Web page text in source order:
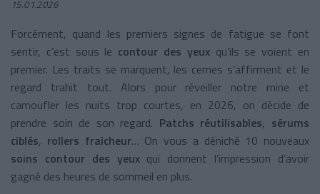
15.01.2026
Forcément, quand les premiers signes de fatigue se font
sentir, c’est sous le contour des yeux qu’ils se voient en
premier. Les traits se marquent, les cernes s’affirment et le
regard trahit tout. Alors pour réveiller notre mine et
camoufler les nuits trop courtes, en 2026, on décide de
prendre soin de son regard. Patchs réutilisables, sérums
ciblés, rollers fraîcheur… On vous a déniché 10 nouveaux
soins contour des yeuxqui donnent l’impression d’avoir
gagné des heures de sommeil en plus.